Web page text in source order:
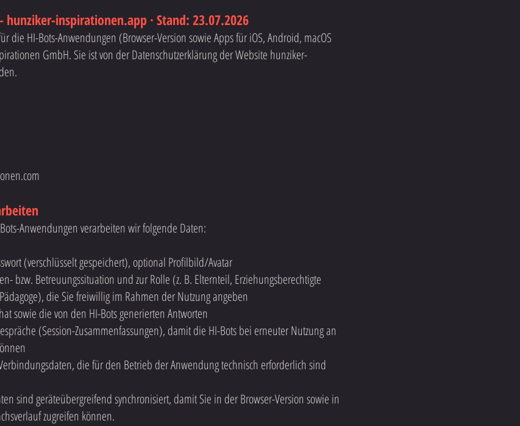
inspirationen.app · Stand: 23.07.2026
die HI-Bots-Anwendungen (Browser-Version sowie Apps für iOS, Android, macOS
GmbH. Sie ist von der Datenschutzerklärung der Website hunziker-
Anwendungen verarbeiten wir folgende Daten:
(verschlüsselt gespeichert), optional Profilbild/Avatar
bzw. Betreuungssituation und zur Rolle (z. B. Elternteil, Erziehungsberechtigte
die Sie freiwillig im Rahmen der Nutzung angeben
sowie die von den HI-Bots generierten Antworten
(Session-Zusammenfassungen), damit die HI-Bots bei erneuter Nutzung an
die für den Betrieb der Anwendung technisch erforderlich sind
sind geräteübergreifend synchronisiert, damit Sie in der Browser-Version sowie in
zugreifen können.